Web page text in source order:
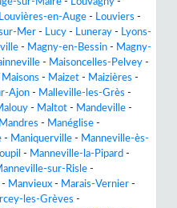
Louvières-en-Auge - Louviers -
Mer - Lucy - Luneray - Lyons-
- Magny-en-Bessin - Magny-
- Maisoncelles-Pelvey -
Maisons - Maizet - Maizières -
Ajon - Malleville-les-Grès -
- Maltot - Mandeville -
Mandres - Manéglise -
- Maniquerville - Manneville-ès-
- Manneville-la-Pipard -
sur-Risle -
- Manvieux - Marais-Vernier -
les-Grèves -